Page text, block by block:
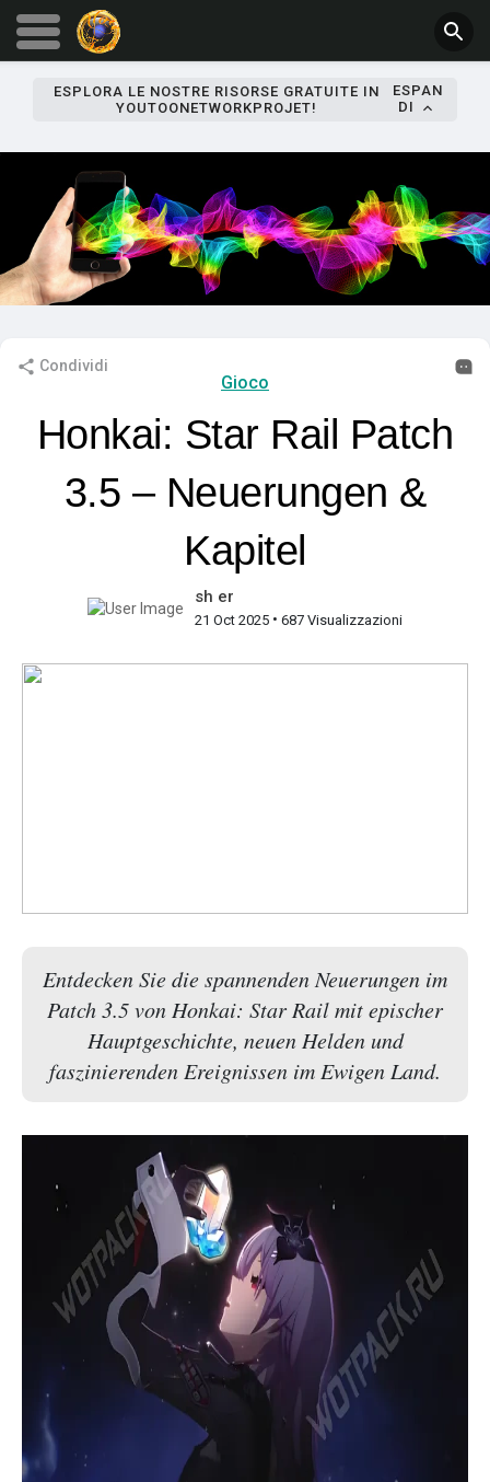
ESPLORA LE NOSTRE RISORSE GRATUITE IN
YOUTOONETWORKPROJET!
ESPAN
DI
Condividi
Gioco
Honkai: Star Rail Patch
3.5 – Neuerungen &
Kapitel
sh er
21 Oct 2025 • 687 Visualizzazioni
Entdecken Sie die spannenden Neuerungen im
Patch 3.5 von Honkai: Star Rail mit epischer
Hauptgeschichte, neuen Helden und
faszinierenden Ereignissen im Ewigen Land.